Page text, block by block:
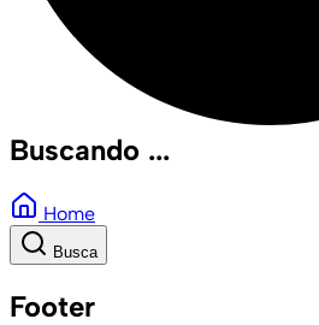
Buscando ...
Home
Busca
Footer